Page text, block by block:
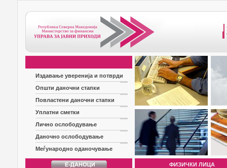
Издавање уверенија и потврди
Општи даночни стапки
Повластени даночни стапки
Уплатни сметки
Лично ослободување
Даночно ослободување
Меѓународно оданочување
ФИЗИЧКИ ЛИЦА